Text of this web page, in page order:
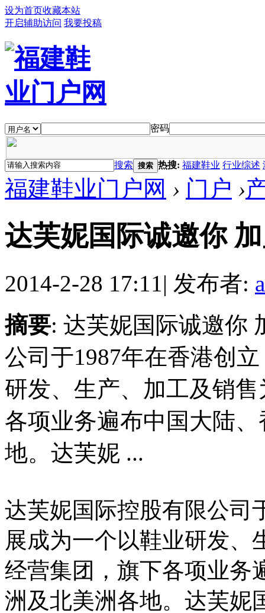
设为首页收藏本站
开启辅助访问 我要投稿
密码
搜索 搜索 热搜: 福建鞋业 行业综述
福建鞋业门户网 › 门户 ›
达芙妮国际诚邀你
2014-2-28 17:11| 发布者:
摘要: 达芙妮国际诚邀你
公司于1987年在香港创
研发、生产、加工及销
各项业务遍布中国大陆
地。达芙妮 ...
达芙妮国际控股有限公司
展成为一个以鞋业研发、
经营集团，旗下各项业务
洲及北美洲各地。达芙妮